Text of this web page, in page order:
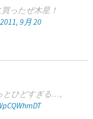
ったぜ木星！
2011, 9月 20
ひどすぎる…。